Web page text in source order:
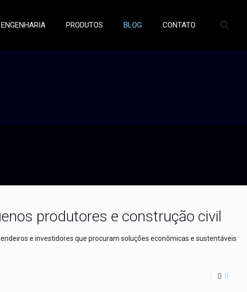
PRODUTOS BLOG CONTATO
produtores e construção civil
e investidores que procuram soluções econômicas e sustentáveis
0